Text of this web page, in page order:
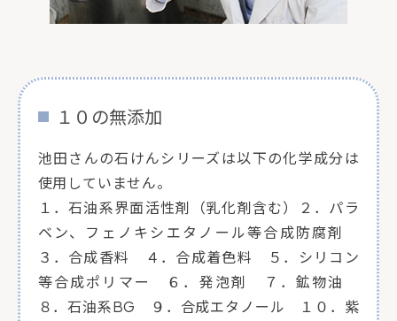
１０の無添加
池田さんの石けんシリーズは以下の化学成分は
使用していません。
１．石油系界面活性剤（乳化剤含む）２．パラ
ベン、フェノキシエタノール等合成防腐剤
３．合成香料 ４．合成着色料 ５．シリコン
等合成ポリマー ６．発泡剤 ７．鉱物油
８．石油系BG ９．合成エタノール １０．紫